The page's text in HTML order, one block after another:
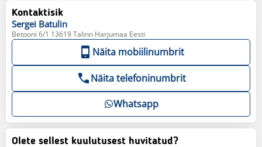
Kontaktisik
Sergei Batulin
Betooni 6/1 13619 Talinn Harjumaa Eesti
Näita mobiilinumbrit
Näita telefoninumbrit
Whatsapp
Olete sellest kuulutusest huvitatud?